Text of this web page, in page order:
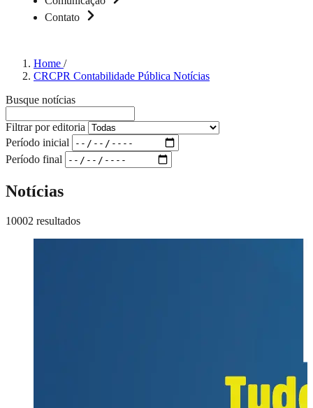
Contato
Home /
CRCPR Contabilidade Pública Notícias
Busque notícias
Filtrar por editoria
Período inicial
Período final
Notícias
10002 resultados